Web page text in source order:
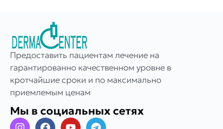
Предоставить пациентам лечение на
гарантированно качественном уровне в
кротчайшие сроки и по максимально
приемлемым ценам
Мы в социальных сетях